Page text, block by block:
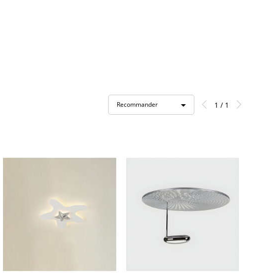
Recommander 1 / 1